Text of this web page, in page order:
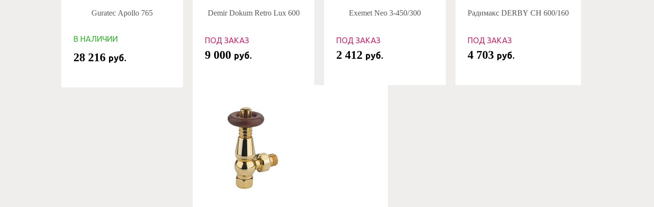
Guratec Apollo 765
В НАЛИЧИИ
28 216 руб.
Demir Dokum Retro Lux 600
ПОД ЗАКАЗ
9 000 руб.
Exemet Neo 3-450/300
ПОД ЗАКАЗ
2 412 руб.
Радимакс DERBY CH 600/160
ПОД ЗАКАЗ
4 703 руб.